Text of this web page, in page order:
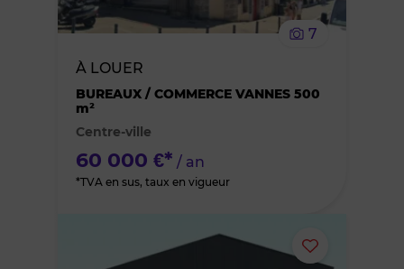
le
des
7
À LOUER
BUREAUX / COMMERCE VANNES 500
m²
Centre-ville
60 000 €* / an
*TVA en sus, taux en vigueur
Ajouter